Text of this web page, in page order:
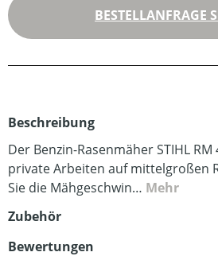
BESTELLANFRAGE
Beschreibung
Der Benzin-Rasenmäher STIHL
private Arbeiten auf mittelgroßen
Sie die Mähgeschwin… Mehr
Zubehör
Bewertungen